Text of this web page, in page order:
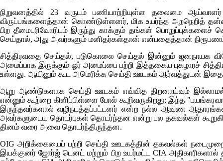
நிறுவனத்தில் 23 வருடம் பணியாற்றியுள்ள தலைமை
விருப்பங்களைத்தான் கொண்டுள்ளனர், மிக உயர்ந்த அறநெறித்
பிற தீமைபுரிவோரிடம் இருந்து காக்கும் தங்கள்
செய்தால், அது அவர்களும் மனிதர்கள்தான் என்பதைத்தான்
சித்திரவதை செய்தல், படுகொலை செய்தல் இன்னும் ஜனநாயக
அமைப்பாக இருக்கும் ஓர் அமைப்பை பற்றி இத்தகைய புகழாரச்
உள்ளது. ஆயினும் கூட அமெரிக்க செய்தி ஊடகம் ஆர்வத்துடன்
ஆறு ஆண்டுகளாக செய்தி ஊடகம் எவ்வித திறனாய்வும் இல்லாமல்
என்னும் கூற்றை கிளிப்பிள்ளை போல் கூறிவருகிறது; இந்த
இருந்தவர்களால் வழிநடத்தப்பட்டனர் என்ற நல்ல ஆவண
அவர்களுடைய தொடர்புகள் தொடர்ந்தன என்று பல தகவல்கள்
தினம் வரை அவை தொடர்ந்திருந்தன.
OIG அறிக்கையைப் பற்றி செய்தி ஊடகத்தின் தகவல்கள்
இயக்குனர் ஜோர்ஜ் டெனட் மற்றும் பிற உயர்மட்ட CIA